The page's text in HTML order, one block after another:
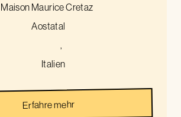
Maison Maurice Cretaz
Aostatal
,
Italien
Erfahre mehr